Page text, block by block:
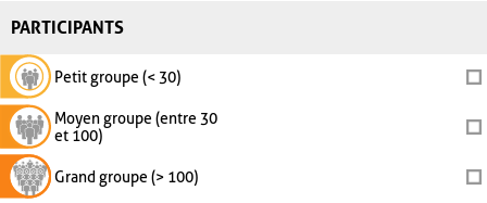
PARTICIPANTS
Petit groupe (< 30)
Moyen groupe (entre 30
et 100)
Grand groupe (> 100)